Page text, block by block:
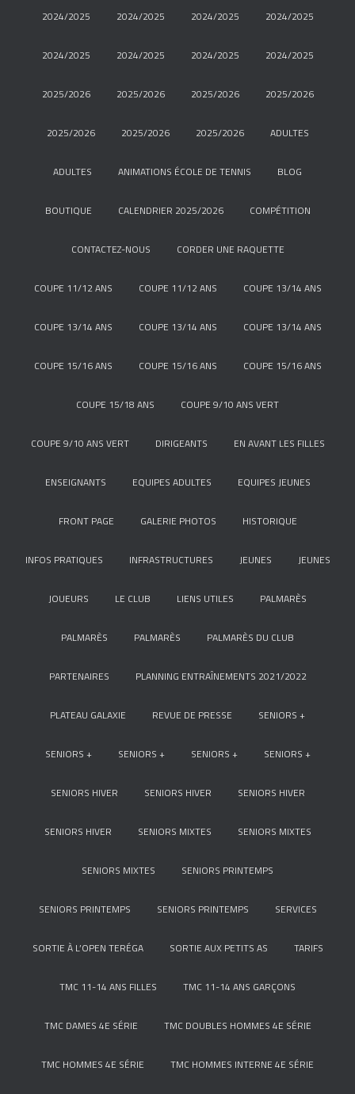
2024/2025 2024/2025 2024/2025 2024/2025
2024/2025 2024/2025 2024/2025 2024/2025
2025/2026 2025/2026 2025/2026 2025/2026
2025/2026 2025/2026 2025/2026 ADULTES
ADULTES ANIMATIONS ÉCOLE DE TENNIS BLOG
BOUTIQUE CALENDRIER 2025/2026 COMPÉTITION
CONTACTEZ-NOUS CORDER UNE RAQUETTE
COUPE 11/12 ANS COUPE 11/12 ANS COUPE 13/14 ANS
COUPE 13/14 ANS COUPE 13/14 ANS COUPE 13/14 ANS
COUPE 15/16 ANS COUPE 15/16 ANS COUPE 15/16 ANS
COUPE 15/18 ANS COUPE 9/10 ANS VERT
COUPE 9/10 ANS VERT DIRIGEANTS EN AVANT LES FILLES
ENSEIGNANTS EQUIPES ADULTES EQUIPES JEUNES
FRONT PAGE GALERIE PHOTOS HISTORIQUE
INFOS PRATIQUES INFRASTRUCTURES JEUNES JEUNES
JOUEURS LE CLUB LIENS UTILES PALMARÈS
PALMARÈS PALMARÈS PALMARÈS DU CLUB
PARTENAIRES PLANNING ENTRAÎNEMENTS 2021/2022
PLATEAU GALAXIE REVUE DE PRESSE SENIORS +
SENIORS + SENIORS + SENIORS + SENIORS +
SENIORS HIVER SENIORS HIVER SENIORS HIVER
SENIORS HIVER SENIORS MIXTES SENIORS MIXTES
SENIORS MIXTES SENIORS PRINTEMPS
SENIORS PRINTEMPS SENIORS PRINTEMPS SERVICES
SORTIE À L’OPEN TERÉGA SORTIE AUX PETITS AS TARIFS
TMC 11-14 ANS FILLES TMC 11-14 ANS GARÇONS
TMC DAMES 4E SÉRIE TMC DOUBLES HOMMES 4E SÉRIE
TMC HOMMES 4E SÉRIE TMC HOMMES INTERNE 4E SÉRIE